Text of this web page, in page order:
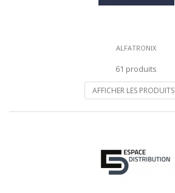
ALFATRONIX
61 produits
AFFICHER LES PRODUITS